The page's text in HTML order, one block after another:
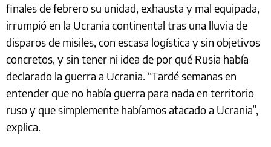
finales de febrero su unidad, exhausta y mal equipada,
irrumpió en la Ucrania continental tras una lluvia de
disparos de misiles, con escasa logística y sin objetivos
concretos, y sin tener ni idea de por qué Rusia había
declarado la guerra a Ucrania. “Tardé semanas en
entender que no había guerra para nada en territorio
ruso y que simplemente habíamos atacado a Ucrania”,
explica.